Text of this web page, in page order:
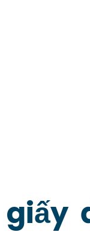
giấy